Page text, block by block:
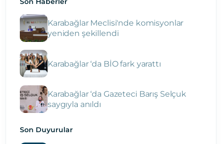
Karabağlar Meclisi'nde komisyonlar
yeniden şekillendi
Karabağlar ‘da BİO fark yarattı
Karabağlar ‘da Gazeteci Barış Selçuk
saygıyla anıldı
Son Duyurular